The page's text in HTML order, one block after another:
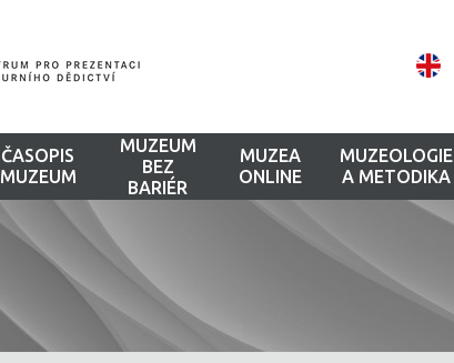
ČASOPIS
MUZEUM
MUZEUM
BEZ
BARIÉR
MUZEA
ONLINE
MUZEOLOGIE
A METODIKA